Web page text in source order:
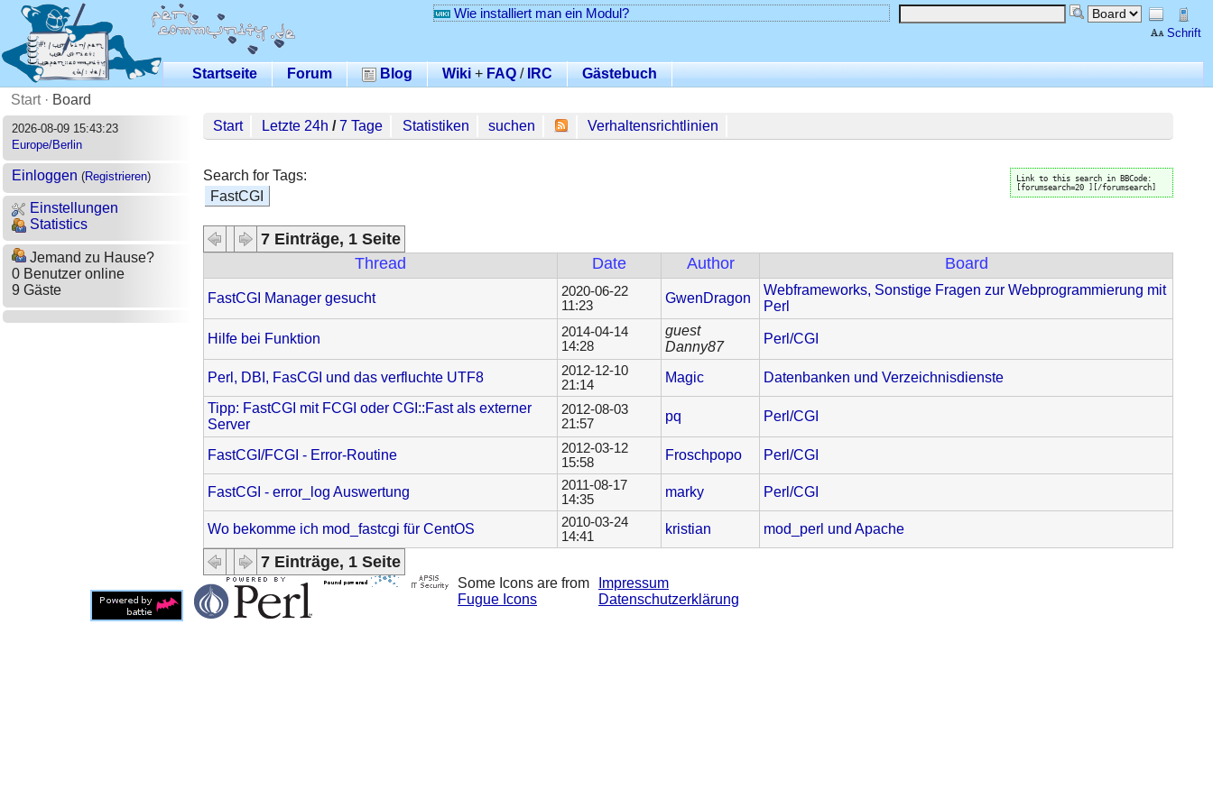
Schrift
Wie installiert man ein Modul?
Startseite Forum Blog Wiki+ FAQ /IRC
Gästebuch
Start· Board
2026-08-09 15:43:23
Europe/Berlin
Einloggen (Registrieren)
Einstellungen
Statistics
Jemand zu Hause?
0 Benutzer online
9 Gäste
Start Letzte 24h /7 Tage Statistiken suchen Verhaltensrichtlinien
Link to this search in BBCode:
[forumsearch=20 ][/forumsearch]
Search for Tags:
FastCGI
7 Einträge, 1 Seite
Thread Date Author Board
FastCGI Manager gesucht
2020-06-22
11:23
GwenDragon
Webframeworks, Sonstige Fragen zur Webprogrammierung mit
Perl
Hilfe bei Funktion
2014-04-14
14:28
guest
Danny87
Perl/CGI
Perl, DBI, FasCGI und das verfluchte UTF8
2012-12-10
21:14
Magic
Datenbanken und Verzeichnisdienste
Tipp: FastCGI mit FCGI oder CGI::Fast als externer
Server
2012-08-03
21:57
pq Perl/CGI
FastCGI/FCGI - Error-Routine
2012-03-12
15:58
Froschpopo Perl/CGI
FastCGI - error_log Auswertung
2011-08-17
14:35
marky Perl/CGI
Wo bekomme ich mod_fastcgi für CentOS
2010-03-24
14:41
kristian mod_perl und Apache
7 Einträge, 1 Seite
Some Icons are from
Fugue Icons
Impressum
Datenschutzerklärung